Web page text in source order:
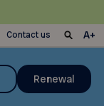
Contact us
Renewal